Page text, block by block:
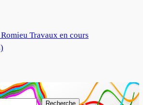
Travaux en cours
Recherche